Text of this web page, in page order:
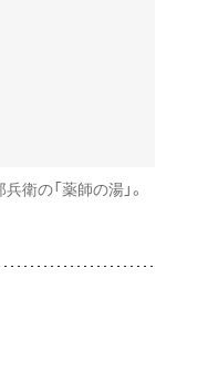
衛の「薬師の湯」。